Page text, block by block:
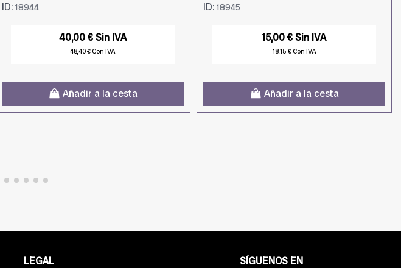
ID: 18944
40,00 € Sin IVA
48,40 € Con IVA
Añadir a la cesta
ID: 18945
15,00 € Sin IVA
18,15 € Con IVA
Añadir a la cesta
LEGAL
SÍGUENOS EN